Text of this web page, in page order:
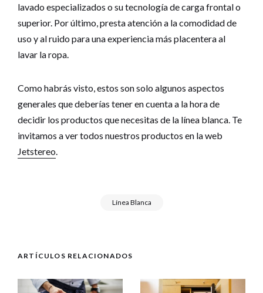
lavado especializados o su tecnología de carga frontal o
superior. Por último, presta atención a la comodidad de
uso y al ruido para una experiencia más placentera al
lavar la ropa.
Como habrás visto, estos son solo algunos aspectos
generales que deberías tener en cuenta a la hora de
decidir los productos que necesitas de la línea blanca. Te
invitamos a ver todos nuestros productos en la web
Jetstereo
Línea Blanca
ARTÍCULOS RELACIONADOS